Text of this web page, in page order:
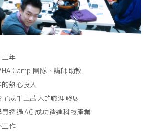
二年
Camp 團隊、講師助教
熱心投入
成千上萬人的職涯發展
透過 AC 成功踏進科技產業
工作